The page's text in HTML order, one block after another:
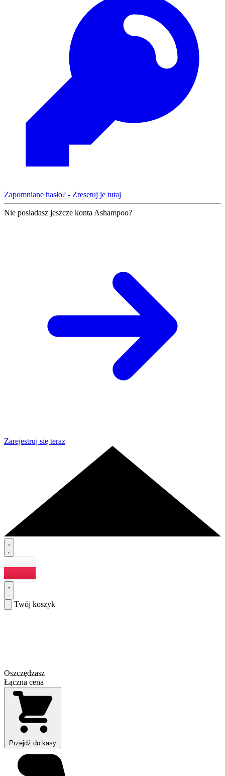
Zapomniane hasło? - Zresetuj je tutaj
Nie posiadasz jeszcze konta Ashampoo?
Zarejestruj się teraz
Twój koszyk
Oszczędzasz
Łączna cena
Przejdź do kasy